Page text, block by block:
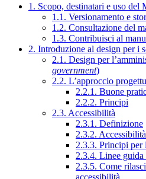
1. Scopo, destinatari e uso del
1.1. Versionamento e
1.2. Consultazione del
1.3. Contribuisci al
2. Introduzione al design per i
2.1. Design per
government)
2.2. L’approccio
2.2.1. Buone
2.2.2. Principi
2.3. Accessibilità
2.3.1. Definizione
2.3.2.
2.3.3. Principi per
2.3.4. Linee guida
2.3.5. Come
accessibilità